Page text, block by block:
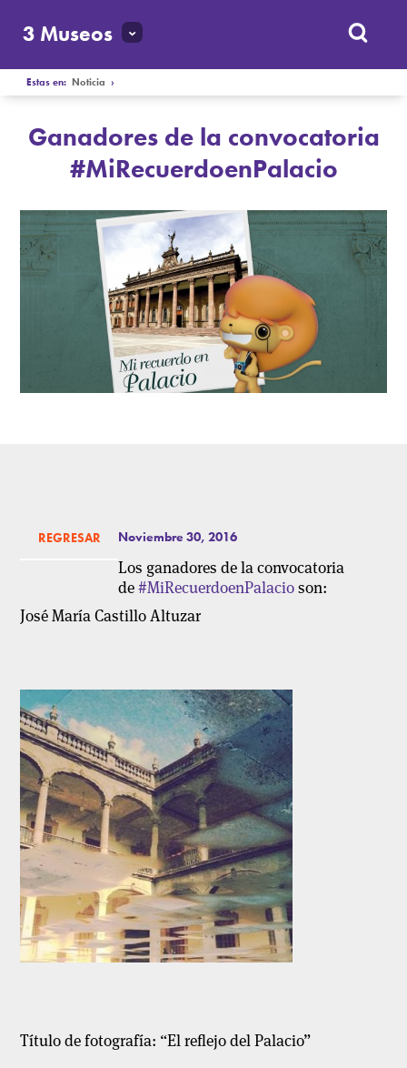
3 Museos
Estas en:Noticia ›
Ganadores de la convocatoria
#MiRecuerdoenPalacio
REGRESAR Noviembre 30, 2016
Los ganadores de la convocatoria
de#MiRecuerdoenPalacioson:
José María Castillo Altuzar
Título de fotografía: “El reflejo del Palacio”